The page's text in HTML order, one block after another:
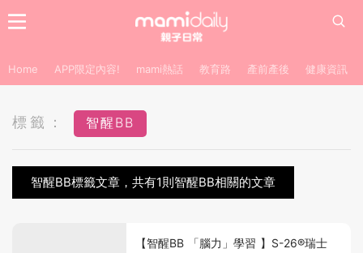
Home APP限定內容! mami熱話 教育路 產前產後 健康資訊
標籤： 智醒BB
智醒BB標籤文章，共有1則智醒BB相關的文章
【智醒BB 「腦力」學習 】S-26®️瑞士